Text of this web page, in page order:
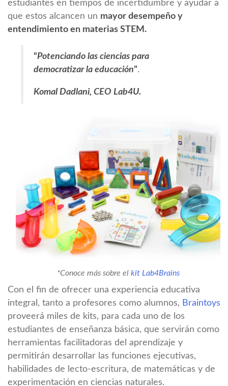
estudiantes en tiempos de incertidumbre y ayudar a
que estos alcancen un mayor desempeño y
entendimiento en materias STEM.
“Potenciando las ciencias para
democratizar la educación”.
Komal Dadlani, CEO Lab4U.
*Conoce más sobre el kit Lab4Brains
Con el fin de ofrecer una experiencia educativa
integral, tanto a profesores como alumnos, Braintoys
proveerá miles de kits, para cada uno de los
estudiantes de enseñanza básica, que servirán como
herramientas facilitadoras del aprendizaje y
permitirán desarrollar las funciones ejecutivas,
habilidades de lecto-escritura, de matemáticas y de
experimentación en ciencias naturales.